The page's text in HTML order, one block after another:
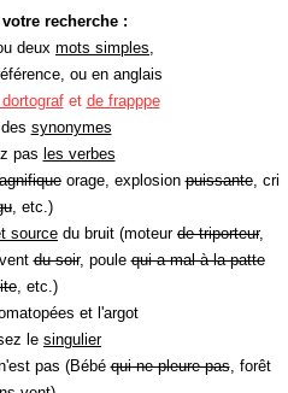
recherche :
deux mots simples
ou en anglais
et de frapppe
synonymes
pas les verbes
orage, explosionpuissante, cri
, etc.)
source du bruit (moteur de triporteur,
du soir, poulequi a mal à la patte
, etc.)
et l'argot
le singulier
pas (Bébéqui ne pleure pas, forêt